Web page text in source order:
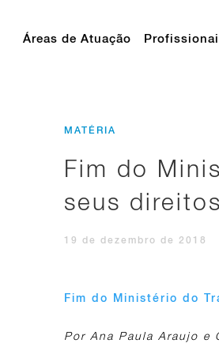
Áreas de Atuação
MATÉRIA
Fim do
seus
19 de dezembro de 2018
Fim do Ministério do
Por Ana Paula Araujo e